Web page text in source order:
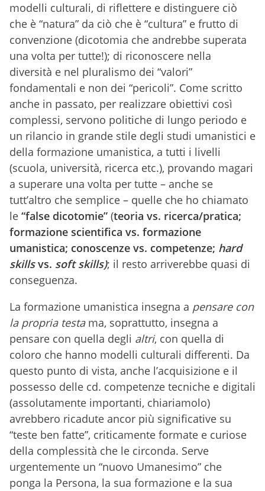
modelli culturali, di riflettere e distinguere ciò
che è “natura” da ciò che è “cultura” e frutto di
convenzione (dicotomia che andrebbe superata
una volta per tutte!); di riconoscere nella
diversità e nel pluralismo dei “valori”
fondamentali e non dei “pericoli”. Come scritto
anche in passato, per realizzare obiettivi così
complessi, servono politiche di lungo periodo e
un rilancio in grande stile degli studi umanistici e
della formazione umanistica, a tutti i livelli
(scuola, università, ricerca etc.), provando magari
a superare una volta per tutte – anche se
tutt’altro che semplice – quelle che ho chiamato
le “false dicotomie” (teoria vs. ricerca/pratica;
formazione scientifica vs. formazione
umanistica; conoscenze vs. competenze; hard
skillsvs. soft skills); il resto arriverebbe quasi di
conseguenza.
La formazione umanistica insegna a pensare con
la propria testama, soprattutto, insegna a
pensare con quella degli altri, con quella di
coloro che hanno modelli culturali differenti. Da
questo punto di vista, anche l’acquisizione e il
possesso delle cd. competenze tecniche e digitali
(assolutamente importanti, chiariamolo)
avrebbero ricadute ancor più significative su
“teste ben fatte”, criticamente formate e curiose
della complessità che le circonda. Serve
urgentemente un “nuovo Umanesimo” che
ponga la Persona, la sua formazione e la sua